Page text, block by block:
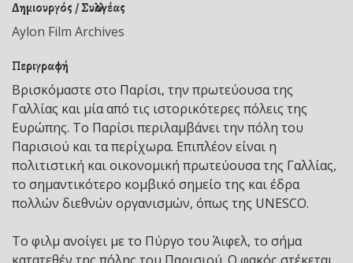
Δημιουργός / Συλλογέας
Aylon Film Archives
Περιγραφή
Βρισκόμαστε στο Παρίσι, την πρωτεύουσα της
Γαλλίας και μία από τις ιστορικότερες πόλεις της
Ευρώπης. Το Παρίσι περιλαμβάνει την πόλη του
Παρισιού και τα περίχωρα. Επιπλέον είναι η
πολιτιστική και οικονομική πρωτεύουσα της Γαλλίας,
το σημαντικότερο κομβικό σημείο της και έδρα
πολλών διεθνών οργανισμών, όπως της UNESCO.
Το φιλμ ανοίγει με το Πύργο του Άιφελ, το σήμα